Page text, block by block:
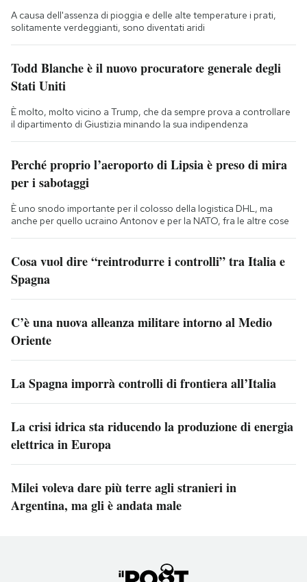
A causa dell'assenza di pioggia e delle alte temperature i prati,
solitamente verdeggianti, sono diventati aridi
Todd Blanche è il nuovo procuratore generale degli
Stati Uniti
È molto, molto vicino a Trump, che da sempre prova a controllare
il dipartimento di Giustizia minando la sua indipendenza
Perché proprio l’aeroporto di Lipsia è preso di mira
per i sabotaggi
È uno snodo importante per il colosso della logistica DHL, ma
anche per quello ucraino Antonov e per la NATO, fra le altre cose
Cosa vuol dire “reintrodurre i controlli” tra Italia e
Spagna
C’è una nuova alleanza militare intorno al Medio
Oriente
La Spagna imporrà controlli di frontiera all’Italia
La crisi idrica sta riducendo la produzione di energia
elettrica in Europa
Milei voleva dare più terre agli stranieri in
Argentina, ma gli è andata male